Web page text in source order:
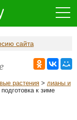
сайта
растения > лианы и
к зиме